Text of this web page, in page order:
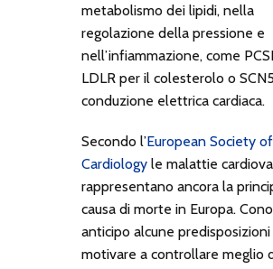
metabolismo dei lipidi, nella
regolazione della pressione e
nell’infiammazione, come
LDLR per il colesterolo o
conduzione elettrica cardiaca.
Secondo l’European Society of
Cardiologyle malattie
rappresentano ancora la
causa di morte in Europa.
anticipo alcune predisposizioni
motivare a controllare meglio